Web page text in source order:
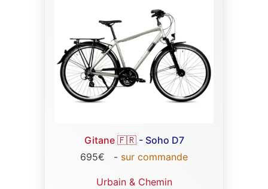
Gitane 🇫🇷 - Soho D7
695€
- sur commande
Urbain & Chemin